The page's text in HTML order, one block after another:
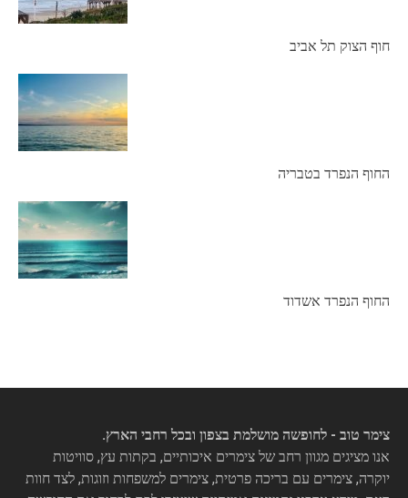
חוף הצוק תל אביב
החוף הנפרד בטבריה
החוף הנפרד אשדוד
צימר טוב - לחופשה מושלמת בצפון ובכל רחבי הארץ.
אנו מציגים מגוון רחב של צימרים איכותיים, בקתות עץ, סוויטות
יוקרה, צימרים עם בריכה פרטית, צימרים למשפחות וזוגות, לצד חוות